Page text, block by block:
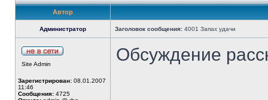
Автор
Администратор Заголовок сообщения: 4001 Запах удачи
Site Admin
Зарегистрирован: 08.01.2007
11:46
Сообщения: 4725
Обсуждение